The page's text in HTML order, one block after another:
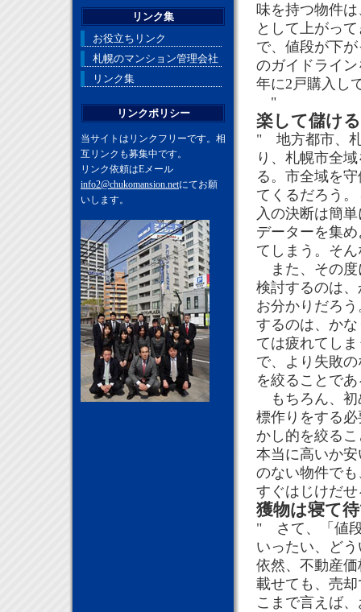
味を持つ物件
として上がっ
で、値段が下
のガイドライン
年に2戸購入し
"
楽して儲ける
" 地方都市、札
り、札幌市全
る。市全域を
てくるだろう
入の決断は簡
データーを集
てしまう。そ
また、その度
検討するのは
お分かりだろ
するのは、か
ては疲れてし
で、より失敗
を絞ることであ
もちろん、初
標作りをする
かし的を絞る
本当に高いか
のない物件で
すぐはじけだ
獲物は寝て
" さて、「値段
いったい、ど
依然、不動産
載せても、売
こまで言えば
リンク集
お役立ちリンク
札幌のマンション管理会社
リンク集
リンクポリシー
当サイトはリンクフリーです。相
互リンクも募集中です。
リンク依頼はEメール
info2@chukomansion.netにてお願
いします。